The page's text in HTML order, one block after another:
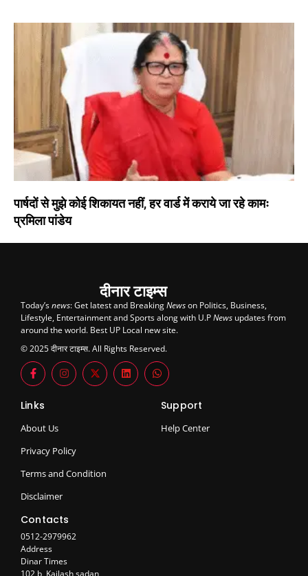
पार्षदों से मुझे कोई शिकायत नहीं, हर वार्ड में कराये जा रहे कामः
प्रमिला पांडेय
दीनार टाइम्स
Today’snews: Get latest and BreakingNewson Politics, Business,
Lifestyle, Entertainment and Sports along with U.PNews updates from
around the world. Best UP Local new site.
© 2025 दीनार टाइम्स. All Rights Reserved.
Links
About Us
Privacy Policy
Terms and Condition
Disclaimer
Support
Help Center
Contacts
0512-2979962
Address
Dinar Times
102 b, Kailash sadan